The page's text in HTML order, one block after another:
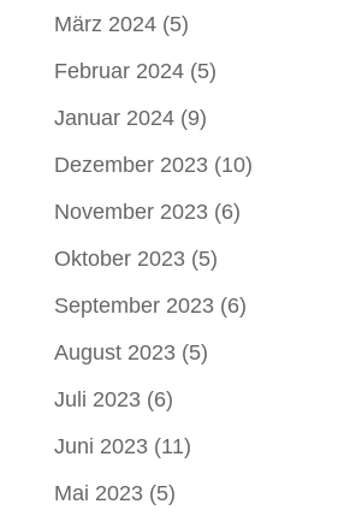
März 2024(5)
Februar 2024(5)
Januar 2024(9)
Dezember 2023(10)
November 2023(6)
Oktober 2023(5)
September 2023(6)
August 2023(5)
Juli 2023(6)
Juni 2023(11)
Mai 2023(5)